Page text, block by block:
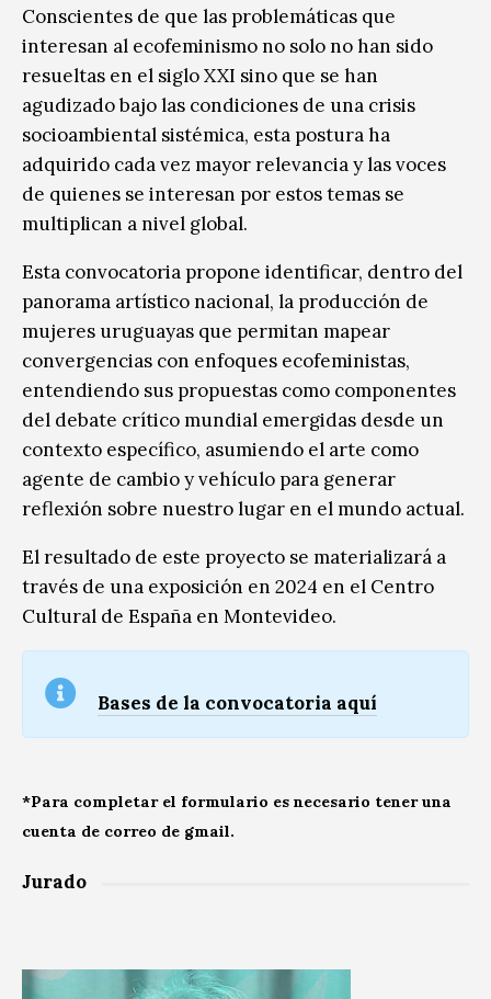
Conscientes de que las problemáticas que
interesan al ecofeminismo no solo no han sido
resueltas en el siglo XXI sino que se han
agudizado bajo las condiciones de una crisis
socioambiental sistémica, esta postura ha
adquirido cada vez mayor relevancia y las voces
de quienes se interesan por estos temas se
multiplican a nivel global.
Esta convocatoria propone identificar, dentro del
panorama artístico nacional, la producción de
mujeres uruguayas que permitan mapear
convergencias con enfoques ecofeministas,
entendiendo sus propuestas como componentes
del debate crítico mundial emergidas desde un
contexto específico, asumiendo el arte como
agente de cambio y vehículo para generar
reflexión sobre nuestro lugar en el mundo actual.
El resultado de este proyecto se materializará a
través de una exposición en 2024 en el Centro
Cultural de España en Montevideo.
Bases de la convocatoria aquí
*Para completar el formulario es necesario tener una
cuenta de correo de gmail.
Jurado